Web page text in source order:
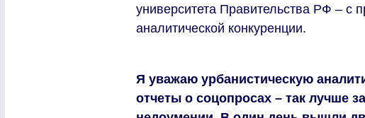
университета Правительства РФ – с
аналитической конкуренции.
Я уважаю урбанистическую
отчеты о соцопросах – так лучше